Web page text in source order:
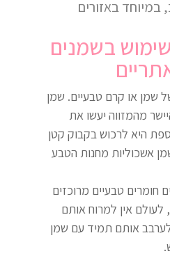
במיוחד באזורים
בשמנים
שמן או קרם טבעיים. שמן
מהמזווה יעשו את
היא לרכוש בקבוק קטן
אשכוליות מחנות הטבע
חומרים טבעיים מרוכזים
אין למרוח אותם
לערבב אותם תמיד עם שמן